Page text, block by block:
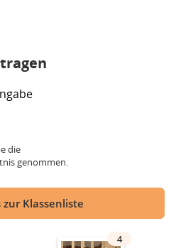
die
genommen.
zur Klassenliste
4